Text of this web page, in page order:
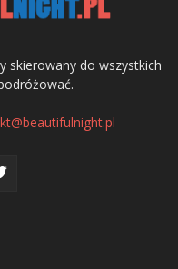
skierowany do wszystkich